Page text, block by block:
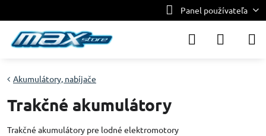
Panel používateľa
Akumulátory, nabíjače
Trakčné akumulátory
Trakčné akumulátory pre lodné elektromotory